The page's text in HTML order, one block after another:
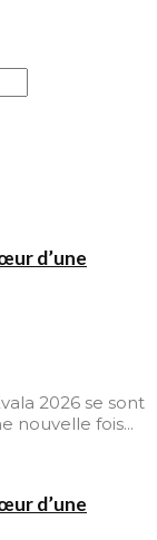
d’une
2026 se sont
nouvelle fois...
d’une